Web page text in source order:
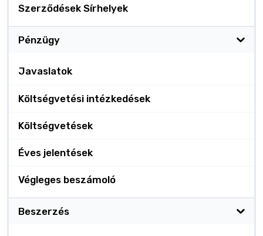
Szerződések Sírhelyek
Pénzügy
Javaslatok
Költségvetési intézkedések
Költségvetések
Éves jelentések
Végleges beszámoló
Beszerzés